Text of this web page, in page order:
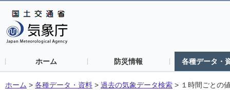
ホーム 防災情報 各種データ・
ホーム > 各種データ・資料 > 過去の気象データ検索 > １時間ごとの